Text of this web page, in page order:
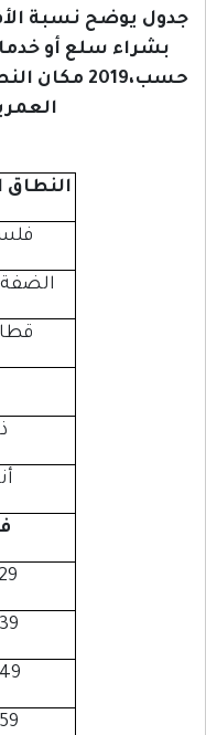
بشراء سلع أو
حسب،2019
النطاق
الضفة